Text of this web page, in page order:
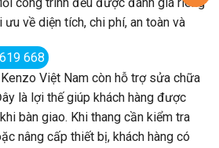
về diện tích, chi phí, an toàn và
Việt Nam còn hỗ trợ sửa chữa
là lợi thế giúp khách hàng được
bàn giao. Khi thang cần kiểm tra
nâng cấp thiết bị, khách hàng có
668